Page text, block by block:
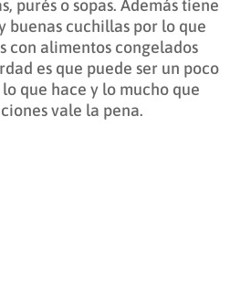
purés o sopas. Además tiene
buenas cuchillas por lo que
con alimentos congelados
es que puede ser un poco
que hace y lo mucho que
vale la pena.